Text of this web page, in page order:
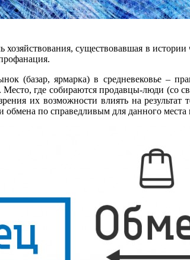
существовавшая в
(базар, ярмарка) в средневековье –
где собираются продавцы-люди (со
их возможности влиять на
по справедливым для данного